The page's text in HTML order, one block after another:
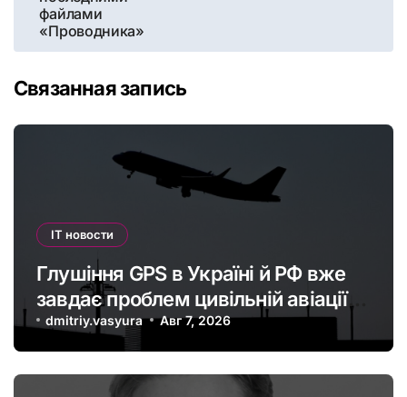
файлами
«Проводника»
Связанная запись
IT новости
Глушіння GPS в Україні й РФ вже
завдає проблем цивільній авіації в
Європі: наскільки це небезпечно
dmitriy.vasyura Авг 7, 2026